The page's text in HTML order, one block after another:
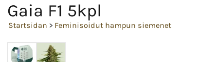
Gaia F1 5kpl
Startsidan > Feminisoidut hampun siemenet